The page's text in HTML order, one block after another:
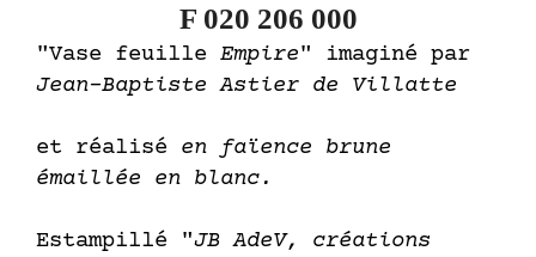
F 020 206 000
"Vase feuille Empire" imaginé par
Jean-Baptiste Astier de Villatte
et réalisé en faïence brune
émaillée en blanc.
Estampillé "JB AdeV, créations